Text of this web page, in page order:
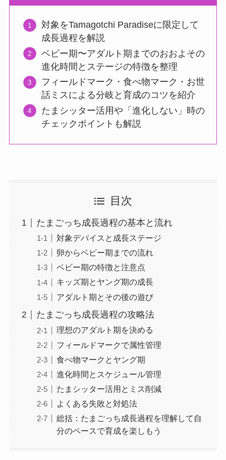
対象をTamagotchi Paradiseに限定して
成長過程を解説
ベビー期〜アダルト期までのおおよその
進化時間とステージの特徴を整理
フィールドマーク・食べ物マーク・お世
話ミスによる分岐と育成のコツを紹介
たまシッター活用や「進化しない」時の
チェックポイントも解説
目次
たまごっち成長過程の基本と流れ
対象デバイスと成長ステージ
卵からベビー期までの流れ
ベビー期の特徴と注意点
キッズ期とヤング期の成長
アダルト期とその後の遊び
たまごっち成長過程の攻略法
理想のアダルト期を決める
フィールドマークで属性管理
食べ物マークとヤング期
進化時間とスケジュール管理
たまシッター活用とミス削減
よくある失敗と対処法
総括：たまごっち成長過程を理解して自
分のペースで育成を楽しもう